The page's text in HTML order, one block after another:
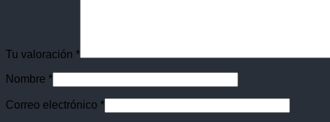
Tu valoración *
Nombre *
Correo electrónico *